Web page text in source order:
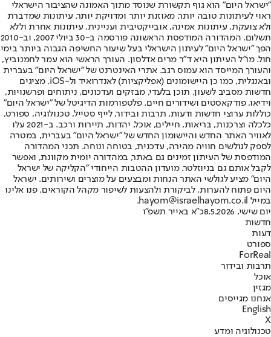
"ישראל היום" הוא גוף תקשורת שנוסד מתוך האמונה שהציבור הישראלי
ראוי לעיתונות טובה יותר, מאוזנת יותר ומדויקת יותר. עיתונות שמדברת
ולא צועקת. עיתונות אמינה, אובייקטיבית ועניינית. עיתונות אחרת וללא
תשלום. המהדורה המודפסת הראשונה פורסמה ב-30 ביולי 2007, וב-2010
הפך "ישראל היום" לעיתון הישראלי בעל שיעור החשיפה הגבוה ביותר בימי
חול. מו"ל העיתון היא ד"ר מרים אדלסון. העורך הראשי הוא עמר לחמנוביץ,
והעורך המייסד הוא עמוס רגב. אתרי האינטרנט של "ישראל היום" בעברית
ובאנגלית, כמו כן היישומונים (אפליקציות) לאנדרואיד ול-iOS, מציגים
חדשות מסביב לשעון, תוכן בלעדי, מבזקים ועדכונים, ניתוחים ופרשנויות,
וידיאו, פודקאסטים ושידורים חיים. פלטפורמות הדיגיטל של "ישראל היום"
כוללות ערוצי חדשות ודעות, תרבות ובידור, לייף סטייל, טכנולוגיה, ספורט,
כלכלה וצרכנות, בריאות, חיילים, אוכל, יהדות, תיירות ורכב. ב-2021 עלו
לאוויר האתר החדש והיישומון החדש של "ישראל היום" בעברית, במטרה
לספק לגולשים חוויה מהירה, עדכנית, בטוחה ונוחה. תכני המהדורה
המודפסת של העיתון זמינים גם באתר, במהדורה יומית מקוונת, ואפשר
לקבל אותם גם בניוזלטר. מועדון ההטבות הייחודי "הקליקה של ישראל
היום" מציע לגולשי האתר הנחות ומבצעים על מוצרים ושירותים. ישראל
היום פתוח להערות, לביקורת ולהצעות לשיפור מקהל הקוראים. פנו אלינו
במייל hayom@israelhayom.co.il.
יום שישי, 8.5.2026
כ"א באייר תשפ"ו
חדשות
דעות
ספורט
ForReal
תרבות ובידור
אוכל
מגזין
אנחנו מגייסים
English
X
טכנולוגיה ומדע